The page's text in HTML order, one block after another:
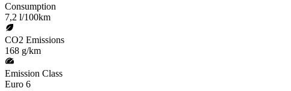
Consumption
7,2 l/100km
CO2 Emissions
168 g/km
Emission Class
Euro 6